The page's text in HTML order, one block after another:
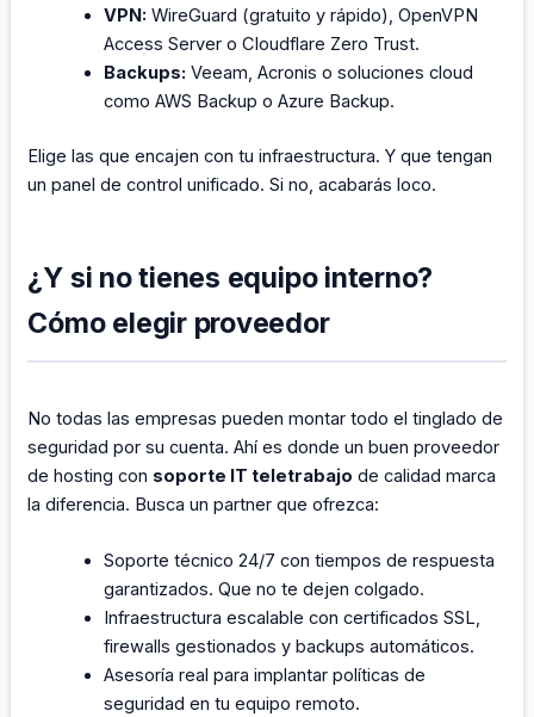
VPN: WireGuard (gratuito y rápido), OpenVPN
Access Server o Cloudflare Zero Trust.
Backups: Veeam, Acronis o soluciones cloud
como AWS Backup o Azure Backup.
Elige las que encajen con tu infraestructura. Y que tengan
un panel de control unificado. Si no, acabarás loco.
¿Y si no tienes equipo interno?
Cómo elegir proveedor
No todas las empresas pueden montar todo el tinglado de
seguridad por su cuenta. Ahí es donde un buen proveedor
de hosting con soporte IT teletrabajo de calidad marca
la diferencia. Busca un partner que ofrezca:
Soporte técnico 24/7 con tiempos de respuesta
garantizados. Que no te dejen colgado.
Infraestructura escalable con certificados SSL,
firewalls gestionados y backups automáticos.
Asesoría real para implantar políticas de
seguridad en tu equipo remoto.